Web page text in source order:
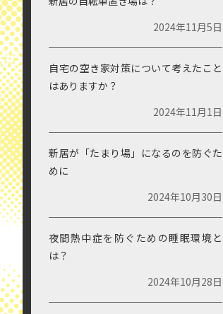
ZEH受託目標値について
2025年7月4日
年末年始休業のお知らせ（2024
年-2025年）
2024年12月10日
ライフプラン表で、返済計画に無理が
無いか確かめましょう
2024年11月8日
新居の自転車置き場は？